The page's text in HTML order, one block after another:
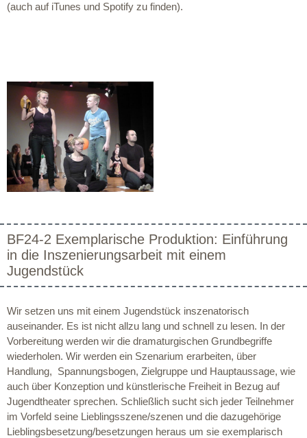
(auch auf iTunes und Spotify zu finden).
BF24-2 Exemplarische Produktion: Einführung
in die Inszenierungsarbeit mit einem
Jugendstück
Wir setzen uns mit einem Jugendstück inszenatorisch
auseinander. Es ist nicht allzu lang und schnell zu lesen. In der
Vorbereitung werden wir die dramaturgischen Grundbegriffe
wiederholen. Wir werden ein Szenarium erarbeiten, über
Handlung, Spannungsbogen, Zielgruppe und Hauptaussage, wie
auch über Konzeption und künstlerische Freiheit in Bezug auf
Jugendtheater sprechen. Schließlich sucht sich jeder Teilnehmer
im Vorfeld seine Lieblingsszene/szenen und die dazugehörige
Lieblingsbesetzung/besetzungen heraus um sie exemplarisch